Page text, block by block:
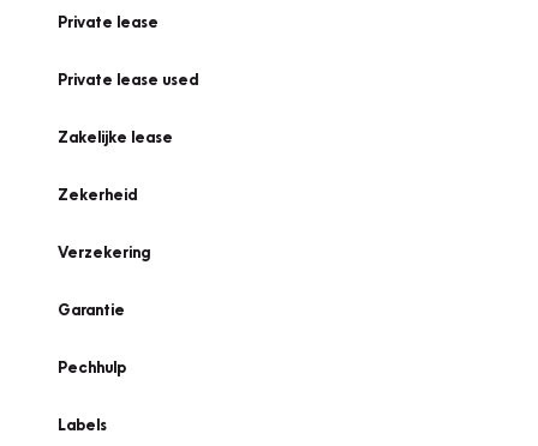
Private lease
Private lease used
Zakelijke lease
Zekerheid
Verzekering
Garantie
Pechhulp
Labels